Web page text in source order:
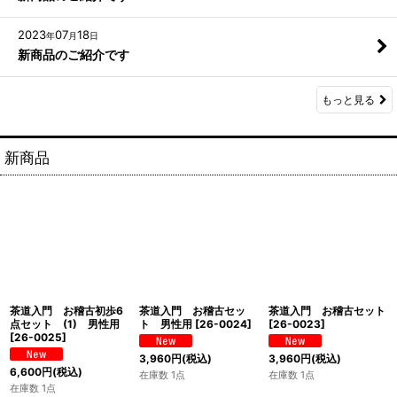
2023年07月18日
新商品のご紹介です
もっと見る
新商品
茶道入門 お稽古初歩6
点セット (1) 男性用
[26-0025]
6,600円(税込)
在庫数 1点
茶道入門 お稽古セッ
ト 男性用 [26-0024]
3,960円(税込)
在庫数 1点
茶道入門 お稽古セット
[26-0023]
3,960円(税込)
在庫数 1点